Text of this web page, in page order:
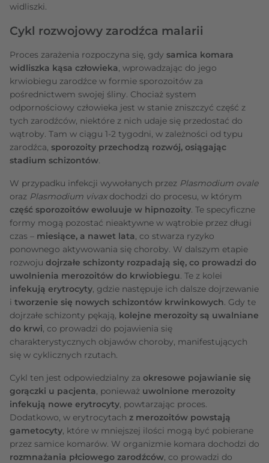
widliszki.
Cykl rozwojowy zarodźca malarii
Proces zarażenia rozpoczyna się, gdy samica komara
widliszka kąsa człowieka, wprowadzając do jego
krwiobiegu zarodźce w formie sporozoitów za
pośrednictwem swojej śliny. Chociaż system
odpornościowy człowieka jest w stanie zniszczyć część z
tych zarodźców, niektóre z nich udaje się przedostać do
wątroby. Tam w ciągu 1-2 tygodni, w zależności od typu
zarodźca, sporozoity przechodzą rozwój, osiągając
stadium schizontów.
W przypadku infekcji wywołanych przez Plasmodium ovale
oraz Plasmodium vivaxdochodzi do procesu, w którym
część sporozoitów ewoluuje w hipnozoity. Te specyficzne
formy mogą pozostać nieaktywne w wątrobie przez długi
czas – miesiące, a nawet lata, co stwarza ryzyko
ponownego aktywowania się choroby. W dalszym etapie
rozwoju dojrzałe schizonty rozpadają się, co prowadzi do
uwolnienia merozoitów do krwiobiegu. Te z kolei
infekują erytrocyty, gdzie następuje ich dalsze dojrzewanie
i tworzenie się nowych schizontów krwinkowych. Gdy te
dojrzałe schizonty pękają, kolejne merozoity są uwalniane
do krwi, co prowadzi do pojawienia się
charakterystycznych objawów choroby, manifestujących
się w cyklicznych rzutach.
Cykl ten jest odpowiedzialny za okresowe pojawianie się
gorączki u pacjenta, ponieważ uwolnione merozoity
infekują nowe erytrocyty, powtarzając proces.
Dodatkowo, w erytrocytach z merozoitów powstają
gametocyty, które w mniejszej ilości mogą być pobierane
przez samice komarów. W organizmie komara dochodzi do
rozmnażania płciowego zarodźców, co prowadzi do